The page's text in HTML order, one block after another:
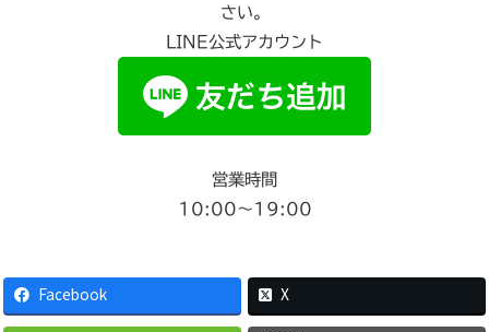
さい。
LINE公式アカウント
営業時間
10:00〜19:00
Facebook X